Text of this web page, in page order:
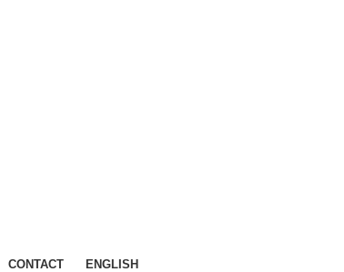
CONTACT ENGLISH